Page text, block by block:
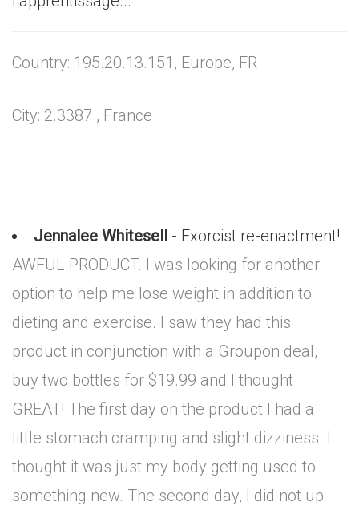
Country: 195.20.13.151, Europe, FR
City: 2.3387 , France
Jennalee Whitesell - Exorcist re-enactment!
AWFUL PRODUCT. I was looking for another
option to help me lose weight in addition to
dieting and exercise. I saw they had this
product in conjunction with a Groupon deal,
buy two bottles for $19.99 and I thought
GREAT! The first day on the product I had a
little stomach cramping and slight dizziness. I
thought it was just my body getting used to
something new. The second day, I did not up